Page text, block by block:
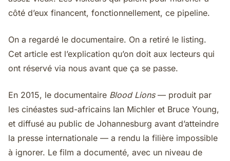
côté d’eux financent, fonctionnellement, ce pipeline.
On a regardé le documentaire. On a retiré le listing.
Cet article est l’explication qu’on doit aux lecteurs qui
ont réservé via nous avant que ça se passe.
En 2015, le documentaire Blood Lions— produit par
les cinéastes sud-africains Ian Michler et Bruce Young,
et diffusé au public de Johannesburg avant d’atteindre
la presse internationale — a rendu la filière impossible
à ignorer. Le film a documenté, avec un niveau de